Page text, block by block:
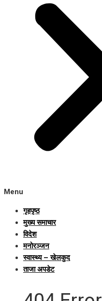
Menu
गृहपृष्ठ
मुख्य समाचार
विदेश
मनोरञ्जन
स्वास्थ्य – खेलकुद
ताजा अपडेट